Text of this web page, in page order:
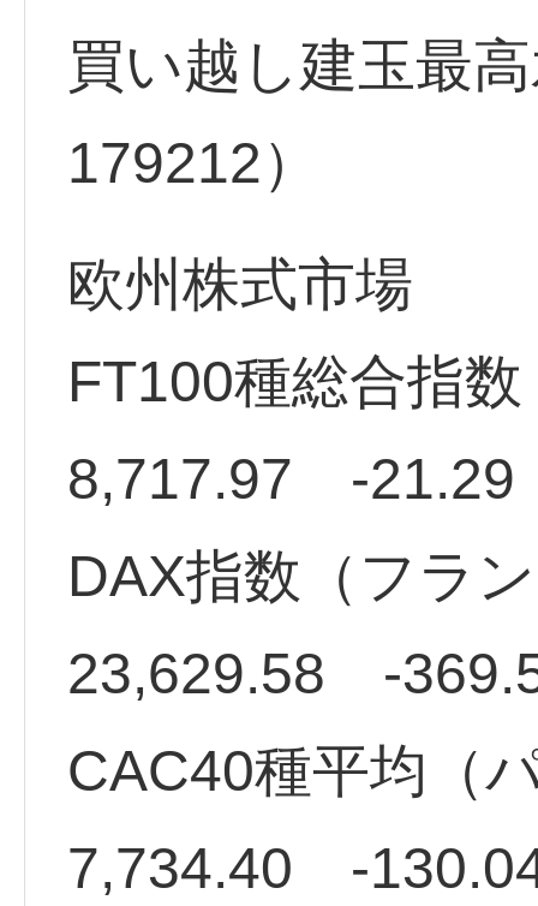
買い越し建玉最
179212）
欧州株式市場
FT100種総合指
8,717.97 -21.29
DAX指数（フラ
23,629.58 -
CAC40種平均（
7,734.40 -